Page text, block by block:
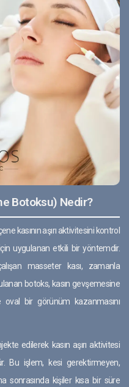
Botoksu) Nedir?
kasının aşırı aktivitesini kontrol
uygulanan etkili bir yöntemdir.
masseter kası, zamanla
botoks, kasın gevşemesine
bir görünüm kazanmasını
edilerek kasın aşırı aktivitesi
Bu işlem, kesi gerektirmeyen,
sonrasında kişiler kısa bir süre